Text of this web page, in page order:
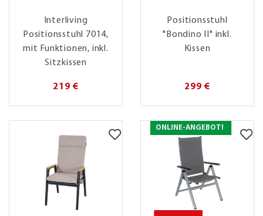
Interliving
Positionsstuhl 7014,
mit Funktionen, inkl.
Sitzkissen
219 €
Positionsstuhl
"Bondino II" inkl.
Kissen
299 €
ONLINE-ANGEBOT!